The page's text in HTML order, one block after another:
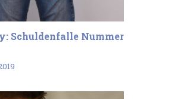
Schuldenfalle Nummer